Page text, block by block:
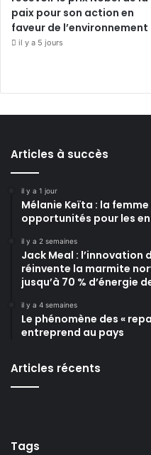
paix pour son action en
faveur de l’environnement
il y a 5 jours
Articles à succès
il y a 1 jour
Mélanie Keïta : la
opportunités pour les
il y a 2 semaines
Jack Meal : l’innovation
réinvente la marmite
jusqu’à 70 % d’énergie
il y a 4 semaines
Le phénomène des «
entreprend au pays
Articles récents
Tags